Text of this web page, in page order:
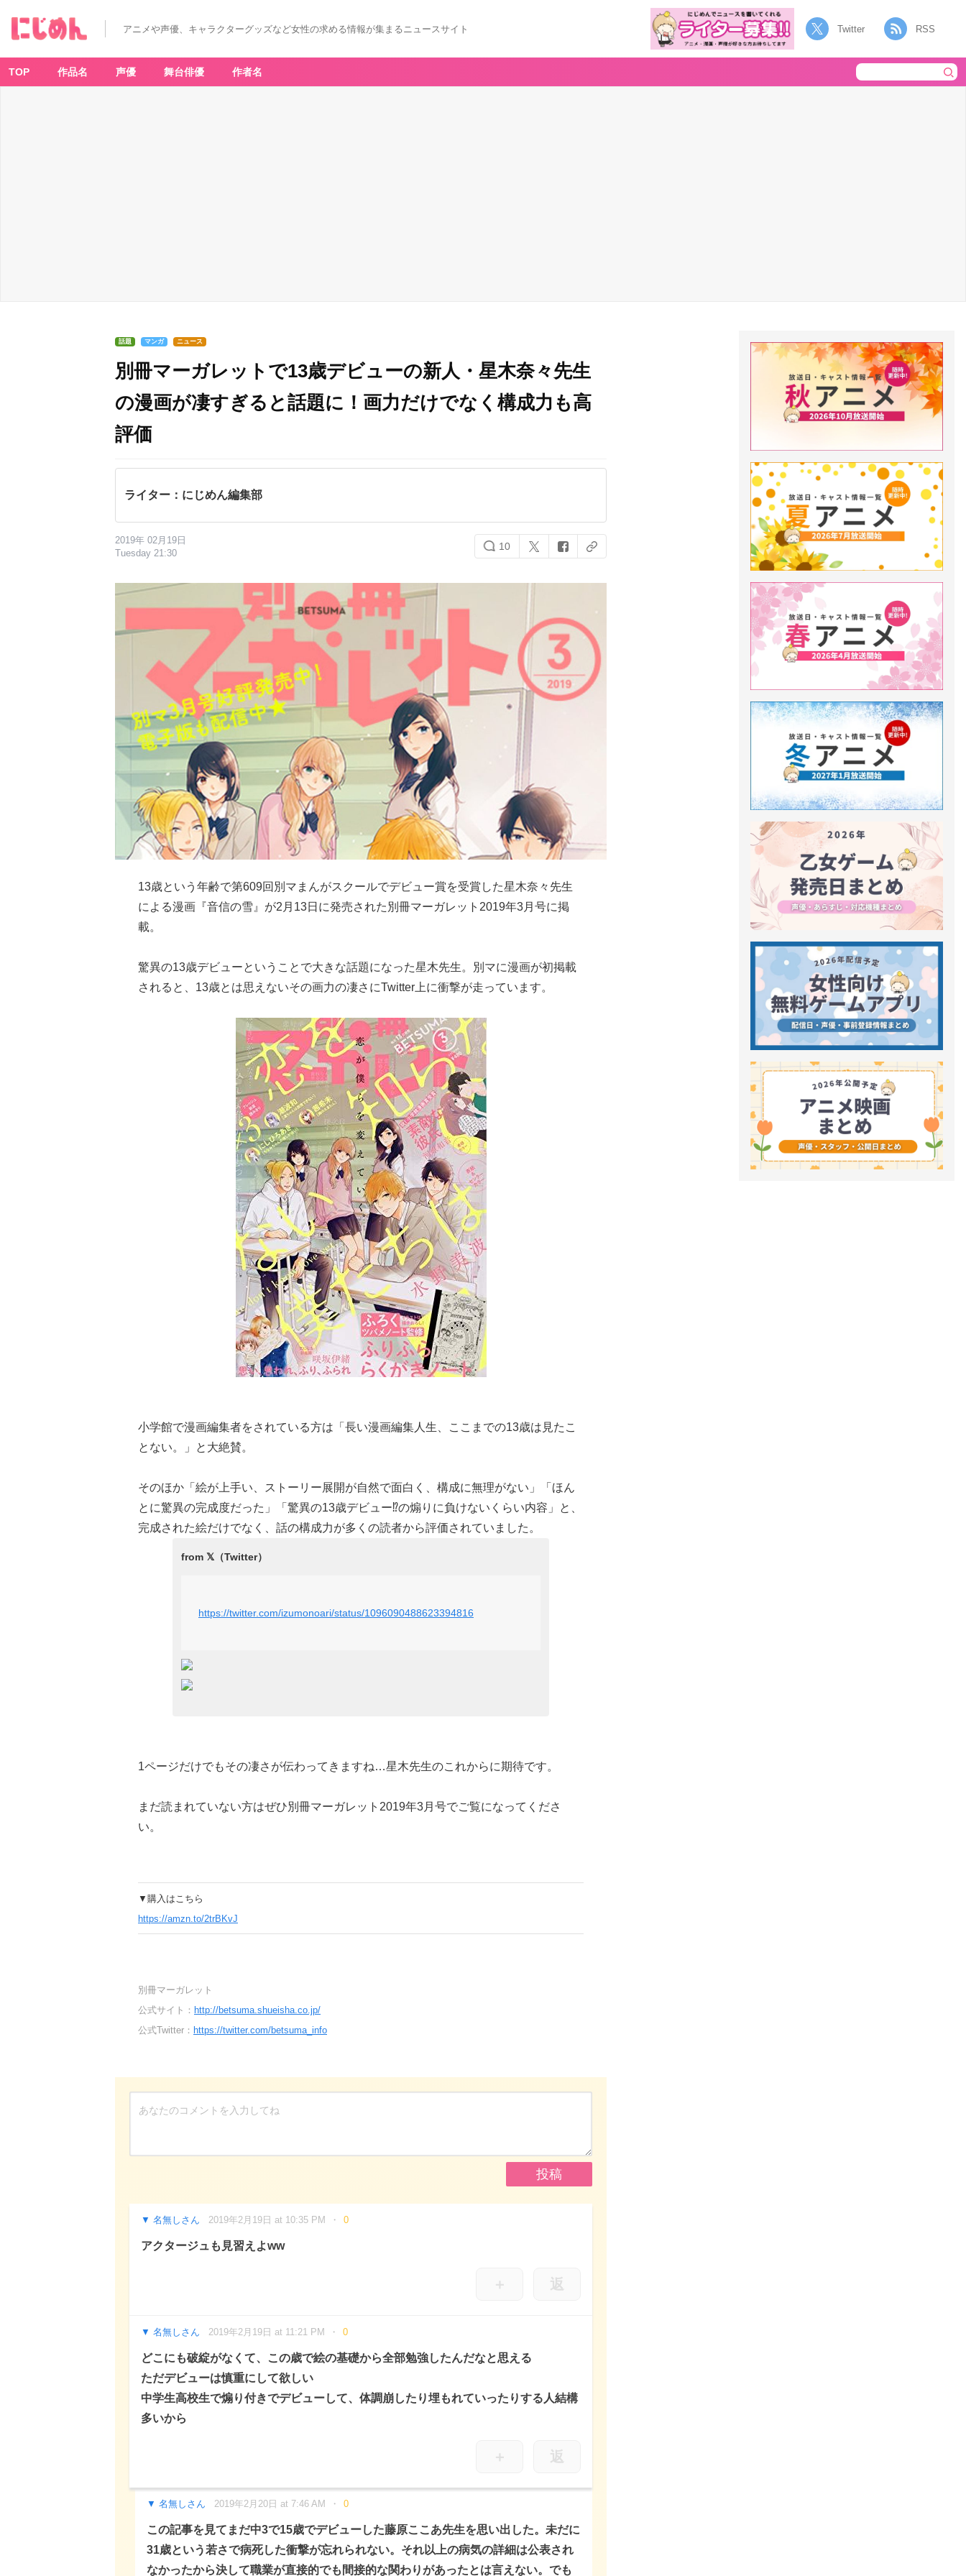
アニメや声優、キャラクターグッズなど女性の求める情報が集まるニュースサイト Twitter RSS
TOP 作品名 声優 舞台俳優 作者名
話題 マンガ ニュース
別冊マーガレットで13歳デビューの新人・星木奈々先生
の漫画が凄すぎると話題に！画力だけでなく構成力も高
評価
ライター：にじめん編集部
2019年 02月19日
Tuesday 21:30
10
13歳という年齢で第609回別マまんがスクールでデビュー賞を受賞した星木奈々先生
による漫画『音信の雪』が2月13日に発売された別冊マーガレット2019年3月号に掲
載。
驚異の13歳デビューということで大きな話題になった星木先生。別マに漫画が初掲載
されると、13歳とは思えないその画力の凄さにTwitter上に衝撃が走っています。
小学館で漫画編集者をされている方は「長い漫画編集人生、ここまでの13歳は見たこ
とない。」と大絶賛。
そのほか「絵が上手い、ストーリー展開が自然で面白く、構成に無理がない」「ほん
とに驚異の完成度だった」「驚異の13歳デビュー⁉️の煽りに負けないくらい内容」と、
完成された絵だけでなく、話の構成力が多くの読者から評価されていました。
https://twitter.com/izumonoari/status/1096090488623394816
1ページだけでもその凄さが伝わってきますね…星木先生のこれからに期待です。
まだ読まれていない方はぜひ別冊マーガレット2019年3月号でご覧になってくださ
い。
▼購入はこちら
https://amzn.to/2trBKvJ
別冊マーガレット
公式サイト： http://betsuma.shueisha.co.jp/
公式Twitter： https://twitter.com/betsuma_info
名無しさん 2019年2月19日 at 10:35 PM 0
アクタージュも見習えよww
＋ 返
名無しさん 2019年2月19日 at 11:21 PM 0
どこにも破綻がなくて、この歳で絵の基礎から全部勉強したんだなと思える
ただデビューは慎重にして欲しい
中学生高校生で煽り付きでデビューして、体調崩したり埋もれていったりする人結構
多いから
＋ 返
名無しさん 2019年2月20日 at 7:46 AM 0
この記事を見てまだ中3で15歳でデビューした藤原ここあ先生を思い出した。未だに
31歳という若さで病死した衝撃が忘れられない。それ以上の病気の詳細は公表され
なかったから決して職業が直接的でも間接的な関わりがあったとは言えない。でも